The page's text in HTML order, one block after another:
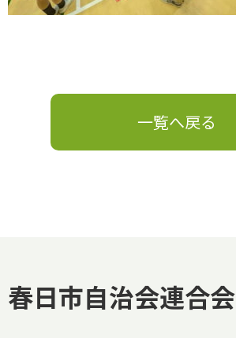
一覧へ戻る
春日市自治会連合会